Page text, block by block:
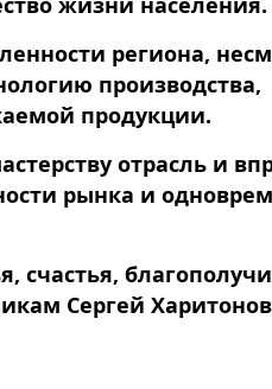
региона,
производства,
продукции.
отрасль и
рынка и
счастья,
Сергей